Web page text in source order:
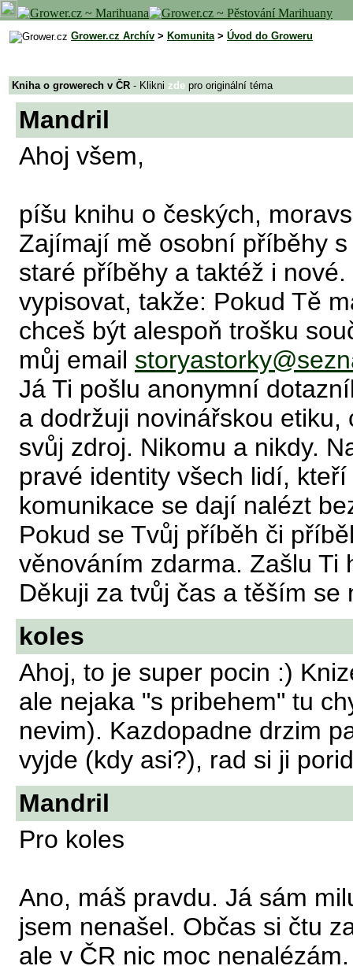
Grower.cz Archív > Komunita> Úvod do Groweru
Kniha o growerech v ČR - Klikni zde pro originální téma
Mandril
Ahoj všem,
píšu knihu o českých,
Zajímají mě osobní příběhy
staré příběhy a taktéž i
vypisovat, takže: Pokud Tě
chceš být alespoň trošku
můj email
Já Ti pošlu anonymní
a dodržuji novinářskou
svůj zdroj. Nikomu a nikdy.
pravé identity všech lidí,
komunikace se dají nalézt
Pokud se Tvůj příběh či
věnováním zdarma. Zašlu Ti
Děkuji za tvůj čas a těším se
koles
Ahoj, to je super pocin :)
ale nejaka "s pribehem" tu
nevim). Kazdopadne drzim
vyjde (kdy asi?), rad si ji
Mandril
Pro koles
Ano, máš pravdu. Já sám
jsem nenašel. Občas si čtu
ale v ČR nic moc